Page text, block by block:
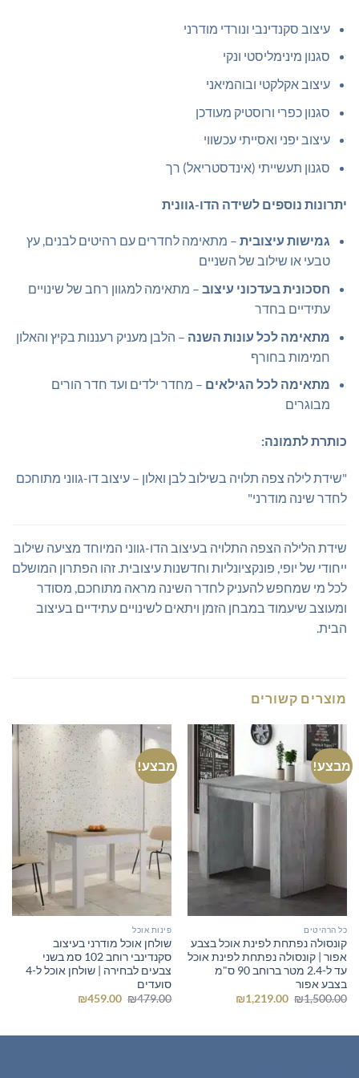
עיצוב סקנדינבי ונורדי מודרני
סגנון מינימליסטי ונקי
עיצוב אקלקטי ובוהמיאני
סגנון כפרי ורוסטיק מעודכן
עיצוב יפני ואסייתי עכשווי
סגנון תעשייתי (אינדסטריאל) רך
יתרונות נוספים לשידה הדו-גוונית
גמישות עיצובית– מתאימה לחדרים עם רהיטים לבנים, עץ
טבעי או שילוב של השניים
חסכונית בעדכוני עיצוב– מתאימה למגוון רחב של שינויים
עתידיים בחדר
מתאימה לכל עונות השנה – הלבן מעניק רעננות בקיץ והאלון
חמימות בחורף
מתאימה לכל הגילאים – מחדר ילדים ועד חדר הורים
מבוגרים
כותרת לתמונה:
"שידת לילה צפה תלויה בשילוב לבן ואלון – עיצוב דו-גווני מתוחכם
לחדר שינה מודרני"
שידת הלילה הצפה התלויה בעיצוב הדו-גווני המיוחד מציעה שילוב
ייחודי של יופי, פונקציונליות וחדשנות עיצובית. זהו הפתרון המושלם
לכל מי שמחפש להעניק לחדר השינה מראה מתוחכם, מסודר
ומעוצב שיעמוד במבחן הזמן ויתאים לשינויים עתידיים בעיצוב
הבית.
מוצרים קשורים
מבצע!
כל הרהיטים
קונסולה נפתחת לפינת אוכל בצבע
אפור | קונסולה נפתחת לפינת אוכל
עד ל-2.4 מטר ברוחב 90 ס"מ
בצבע אפור
₪1,500.00
המחיר
₪1,219.00
המחיר
מבצע!
פינות אוכל
שולחן אוכל מודרני בעיצוב
סקנדינבי רוחב 102 סמ בשני
צבעים לבחירה | שולחן אוכל ל-4
סועדים
₪479.00
המחיר ₪459.00
המחיר